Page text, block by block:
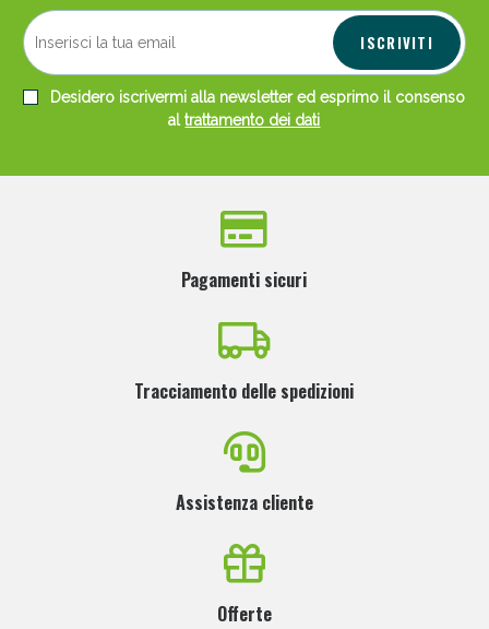
ISCRIVITI
Desidero iscrivermi alla newsletter ed esprimo il consenso
altrattamento dei dati
Pagamenti sicuri
Tracciamento delle spedizioni
Assistenza cliente
Offerte